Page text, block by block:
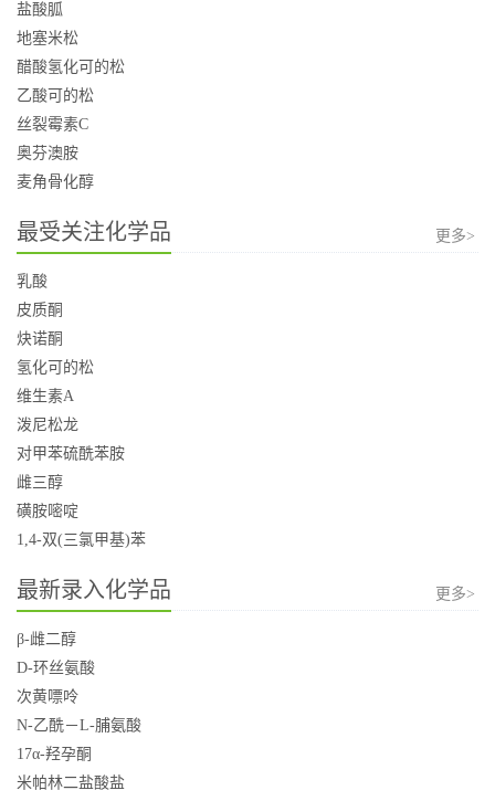
盐酸胍
地塞米松
醋酸氢化可的松
乙酸可的松
丝裂霉素C
奥芬澳胺
麦角骨化醇
最受关注化学品 更多>
乳酸
皮质酮
炔诺酮
氢化可的松
维生素A
泼尼松龙
对甲苯硫酰苯胺
雌三醇
磺胺嘧啶
1,4-双(三氯甲基)苯
最新录入化学品 更多>
β-雌二醇
D-环丝氨酸
次黄嘌呤
N-乙酰－L-脯氨酸
17α-羟孕酮
米帕林二盐酸盐